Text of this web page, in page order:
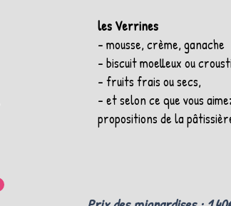
les Verrines
- mousse, crème, ganache
- biscuit moelleux ou
- fruits frais ou secs,
- et selon ce que vous
propositions de la